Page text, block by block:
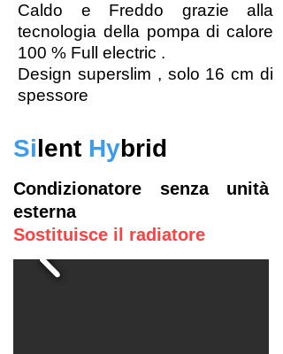
Caldo e Freddo grazie alla
tecnologia della pompa di calore
100 % Full electric .
Design superslim , solo 16 cm di
spessore
Silent Hybrid
Condizionatore senza unità
esterna
Sostituisce il radiatore